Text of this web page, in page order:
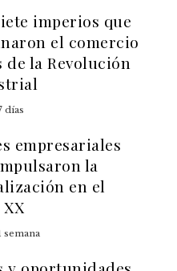
imperios que
el comercio
de la Revolución
días
empresariales
la
en el
semana